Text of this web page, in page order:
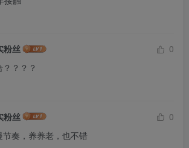
粉丝
0
？？？
粉丝
0
奏，养养老，也不错